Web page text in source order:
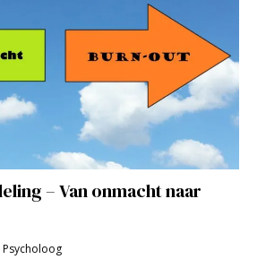
– Van onmacht naar
Psycholoog